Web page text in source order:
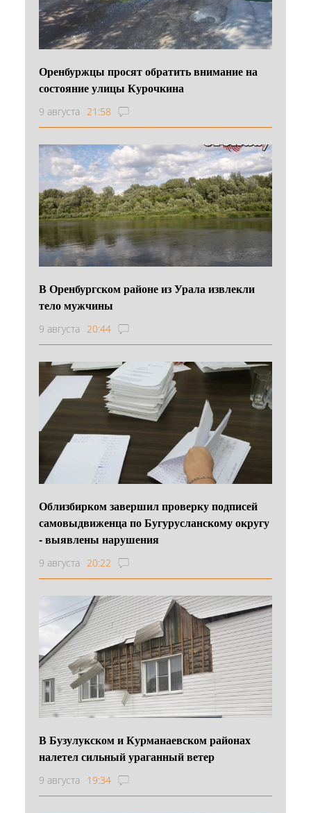
Оренбуржцы просят обратить внимание на
состояние улицы Курочкина
9 августа 21:58
В Оренбургском районе из Урала извлекли
тело мужчины
9 августа 20:44
Облизбирком завершил проверку подписей
самовыдвиженца по Бугурусланскому округу
- выявлены нарушения
9 августа 20:22
В Бузулукском и Курманаевском районах
налетел сильный ураганный ветер
9 августа 19:34